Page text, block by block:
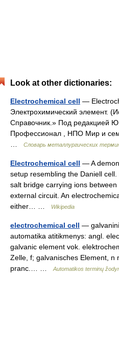
Look at other dictionaries:
Electrochemical cell —
Электрохимический элемент.
Справочник.» Под редакцией
Профессионал , НПО Мир и
Словарь металлургических
Electrochemical cell — A
setup resembling the Daniell
salt bridge carrying ions
external circuit. An
either… …
Wikipedia
electrochemical cell —
automatika atitikmenys: angl.
galvanic element vok.
Zelle, f; galvanisches Element, n
pranc.… …
Automatikos terminų